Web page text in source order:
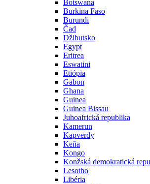
Botswana
Burkina Faso
Burundi
Čad
Džibutsko
Egypt
Eritrea
Eswatini
Etiópia
Gabon
Ghana
Guinea
Guinea Bissau
Juhoafrická republika
Kamerun
Kapverdy
Keňa
Kongo
Konžská demokratická
Lesotho
Libéria